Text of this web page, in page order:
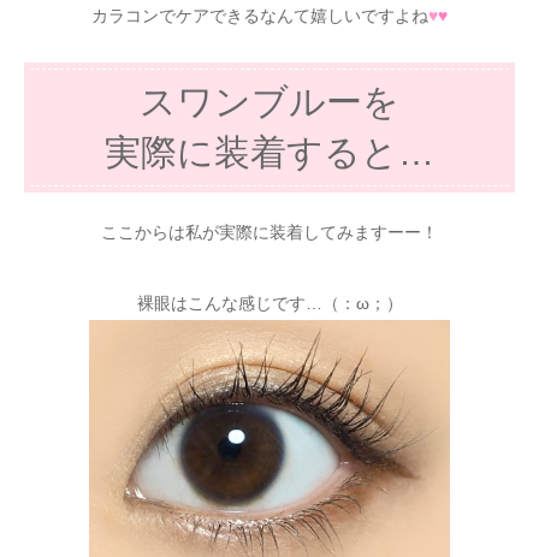
カラコンでケアできるなんて嬉しいですよね♥♥
スワンブルーを
実際に装着すると…
ここからは私が実際に装着してみますーー！
裸眼はこんな感じです…（：ω；）